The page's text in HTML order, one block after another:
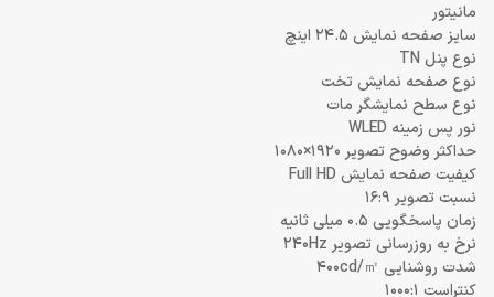
مانیتور
سایز صفحه نمایش 24.5 اینچ
نوع پنل TN
نوع صفحه نمایش تخت
نوع سطح نمایشگر مات
نور پس زمینه WLED
حداکثر وضوح تصویر 1920×1080
کیفیت صفحه نمایش Full HD
نسبت تصویر 16:9
زمان پاسخگویی 0.5 میلی ثانیه
نرخ به روزرسانی تصویر 240Hz
شدت روشنایی 400cd/㎡
کنتراست 1000:1